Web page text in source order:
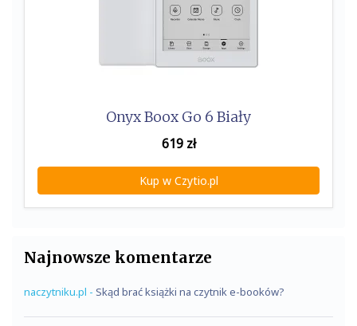
Onyx Boox Go 6 Biały
619zł
Kup w Czytio.pl
Najnowsze komentarze
naczytniku.pl - Skąd brać książki na czytnik e-booków?